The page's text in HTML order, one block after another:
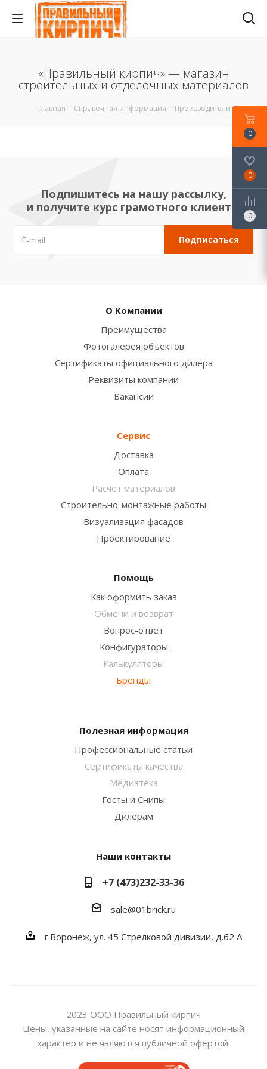
«Правильный кирпич» — магазин
строительных и отделочных материалов
Главная - Справочная информация - Производители
Подпишитесь на нашу рассылку,
и получите курс грамотного клиента!
О Компании
Преимущества
Фотогалерея объектов
Сертификаты официального дилера
Реквизиты компании
Вакансии
Сервис
Доставка
Оплата
Расчет материалов
Строительно-монтажные работы
Визуализация фасадов
Проектирование
Помощь
Как оформить заказ
Обмени и возврат
Вопрос-ответ
Конфигураторы
Калькуляторы
Бренды
Полезная информация
Профессиональные статьи
Сертификаты качества
Медиатека
Госты и Снипы
Дилерам
Наши контакты
+7 (473)232-33-36
sale@01brick.ru
г.Воронеж, ул. 45 Стрелковой дивизии, д.62 А
2023 ООО Правильный кирпич
Цены, указанные на сайте носят информационный
характер и не являются публичной офертой.
0
0
0